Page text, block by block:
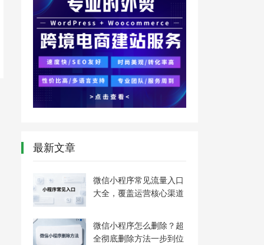
最新文章
微信小程序常见流量入口
大全，覆盖运营核心渠道
微信小程序怎么删除？超
全彻底删除方法一步到位